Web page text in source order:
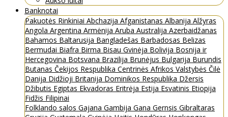
Banknotai
Pakuotės Rinkiniai Abchazija Afganistanas Albanija Alžyras
Angola Argentina Armėnija Aruba Australija Azerbaidžanas
Bahamos Baltarusija Bangladešas Barbadosas Belizas
Bermudai Biafra Birma Bisau Gvinėja Bolivija Bosnija ir
Hercegovina Botsvana Brazilija Brunėjus Bulgarija Burundis
Butanas Čekijos Respublika Centrinės Afrikos Valstybės Čilė
Danija Didžioji Britanija Dominikos Respublika Džersis
Džibutis Egiptas Ekvadoras Eritrėja Estija Esvatinis Etiopija
Fidžis Filipinai
Folklando salos Gajana Gambija Gana Gernsis Gibraltaras